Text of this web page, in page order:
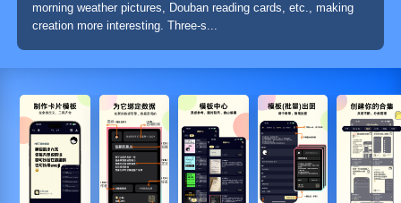
morning weather pictures, Douban reading cards, etc., making
creation more interesting. Three-s...